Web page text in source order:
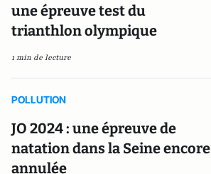
une épreuve test du
trianthlon olympique
1 min de lecture
POLLUTION
JO 2024 : une épreuve de
natation dans la Seine encore
annulée